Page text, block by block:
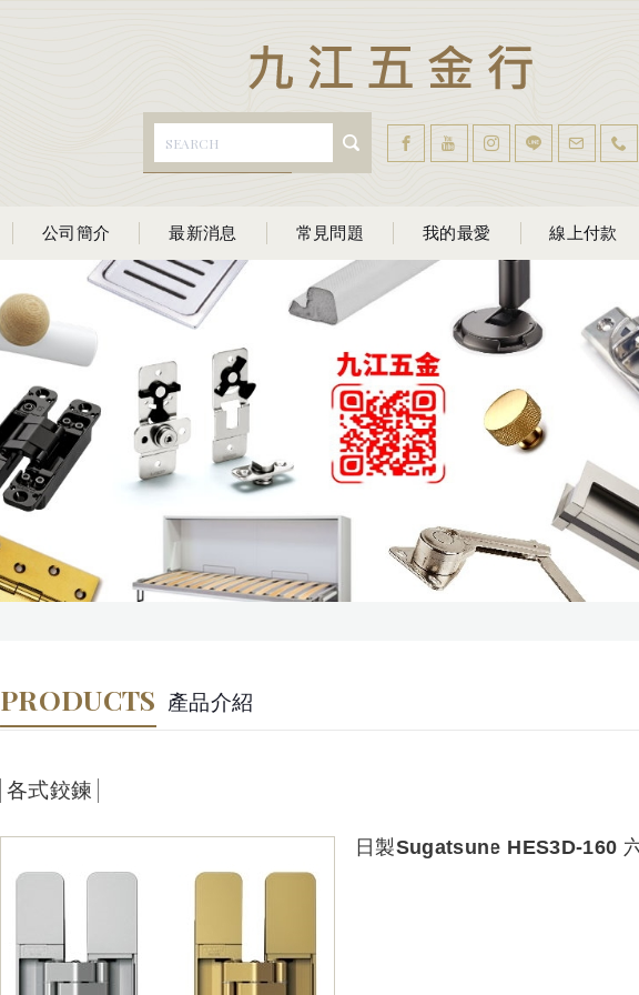
公司簡介 最新消息 常見問題 我的最愛 線上付款
PRODUCTS 產品介紹
各式鉸鍊
日製Sugatsune HES3D-160